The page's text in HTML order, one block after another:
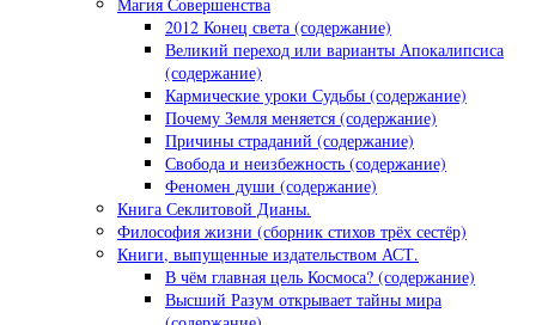
2012 Конец света (содержание)
Великий переход или варианты Апокалипсиса
(содержание)
Кармические уроки Судьбы (содержание)
Почему Земля меняется (содержание)
Причины страданий (содержание)
Свобода и неизбежность (содержание)
Феномен души (содержание)
Книга Секлитовой Дианы.
Философия жизни (сборник стихов трёх сестёр)
Книги, выпущенные издательством АСТ.
В чём главная цель Космоса? (содержание)
Высший Разум открывает тайны мира